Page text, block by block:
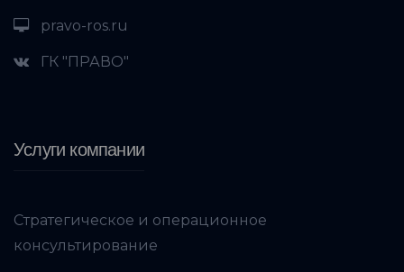
pravo-ros.ru
ГК "ПРАВО"
Услуги компании
Стратегическое и операционное
консультирование